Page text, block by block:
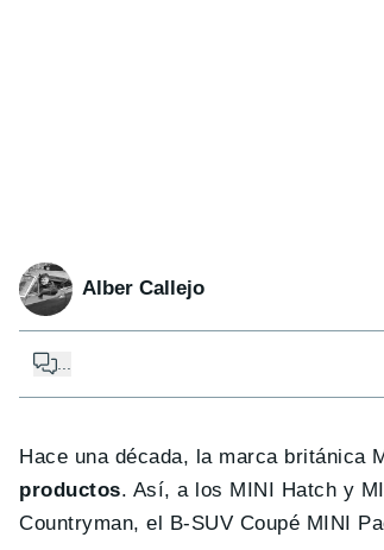
Alber Callejo
Hace una década, la marca británica
productos. Así, a los MINI Hatch y
Countryman, el B-SUV Coupé MINI